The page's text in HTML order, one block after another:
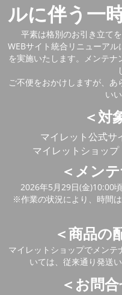
ルに伴う一
平素は格別のお引き立て
WEBサイト統合リニューア
を実施いたします。メンテ
ご不便をおかけしますが、
い
＜対
マイレット公式
マイレットショッ
＜メン
2026年5月29日(金)10:00
※作業の状況により、時間
＜商品の
マイレットショップでメン
いては、従来通り発送
＜お問